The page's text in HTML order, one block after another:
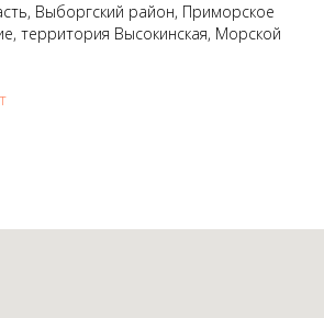
Выборгский район, Приморское
территория Высокинская, Морской